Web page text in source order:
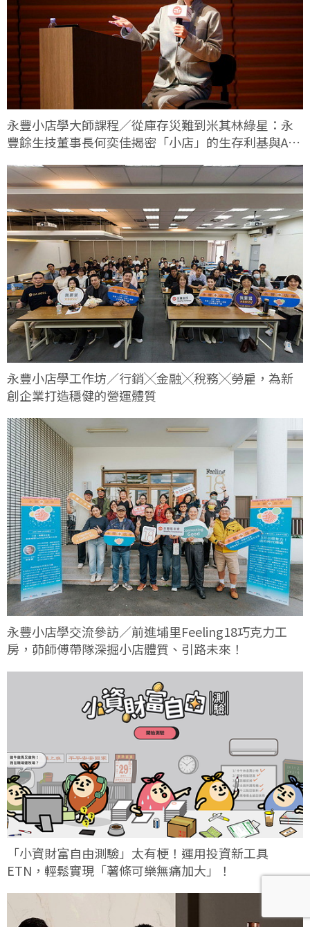
永豐小店學大師課程／從庫存災難到米其林綠星：永
豐餘生技董事長何奕佳揭密「小店」的生存利基與AI
永豐小店學工作坊／行銷╳金融╳稅務╳勞雇，為新
創企業打造穩健的營運體質
永豐小店學交流參訪／前進埔里Feeling18巧克力工
房，茆師傅帶隊深掘小店體質、引路未來！
「小資財富自由測驗」太有梗！運用投資新工具
ETN，輕鬆實現「薯條可樂無痛加大」！